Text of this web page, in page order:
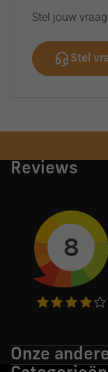
Stel jouw
Stel
Reviews
Onze